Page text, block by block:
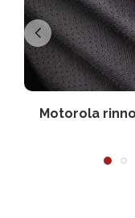
Motorola